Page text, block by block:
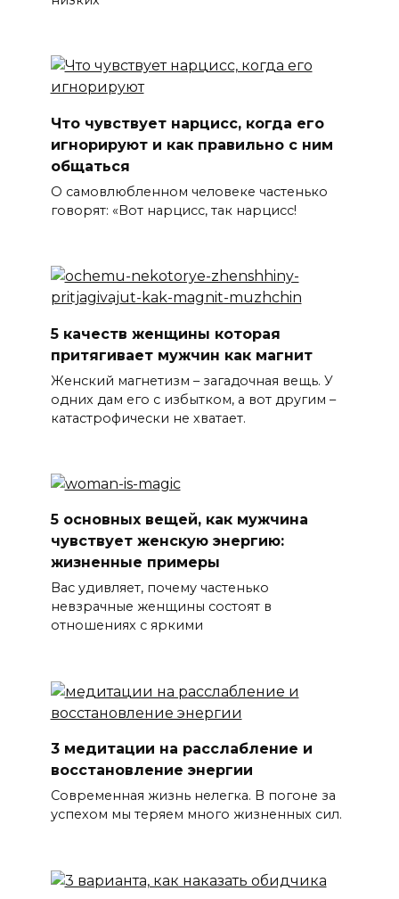
Что чувствует нарцисс, когда его
игнорируют и как правильно с ним
общаться
О самовлюбленном человеке частенько
говорят: «Вот нарцисс, так нарцисс!
5 качеств женщины которая
притягивает мужчин как магнит
Женский магнетизм – загадочная вещь. У
одних дам его с избытком, а вот другим –
катастрофически не хватает.
5 основных вещей, как мужчина
чувствует женскую энергию:
жизненные примеры
Вас удивляет, почему частенько
невзрачные женщины состоят в
отношениях с яркими
3 медитации на расслабление и
восстановление энергии
Современная жизнь нелегка. В погоне за
успехом мы теряем много жизненных сил.